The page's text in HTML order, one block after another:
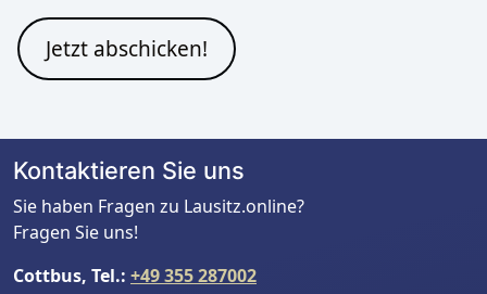
Jetzt abschicken!
Kontaktieren Sie uns
Sie haben Fragen zu Lausitz.online?
Fragen Sie uns!
Cottbus, Tel.: +49 355 287002